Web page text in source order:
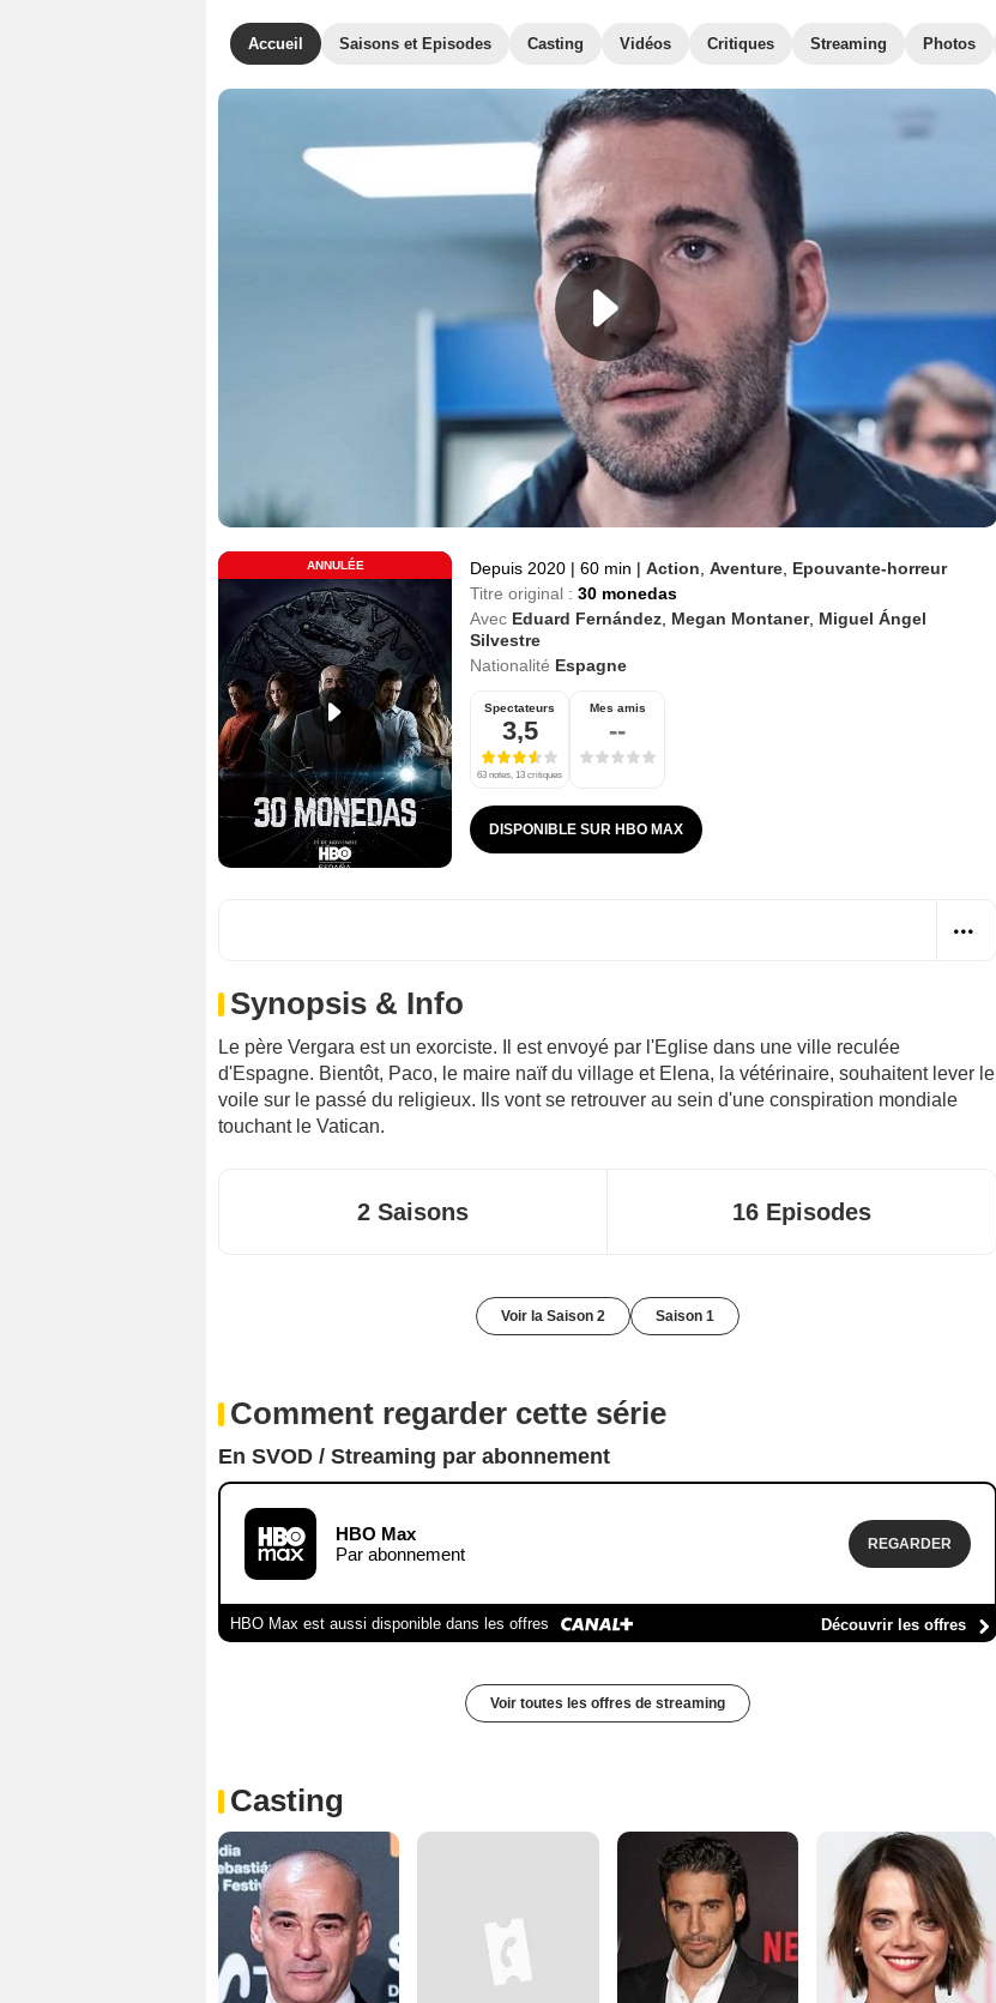
Accueil Saisons et Episodes Casting Vidéos Critiques Streaming Photos
ANNULÉE Depuis 2020 | 60 min | Action Aventure Epouvante-horreur
Titre original : 30 monedas
Avec Eduard Fernández Megan Montaner, Miguel Ángel
Silvestre
Nationalité Espagne
Spectateurs
3,5
63 notes, 13 critiques
Mes amis
--
DISPONIBLE SUR HBO MAX
Synopsis & Info
Le père Vergara est un exorciste. Il est envoyé par l'Eglise dans une ville reculée
d'Espagne. Bientôt, Paco, le maire naïf du village et Elena, la vétérinaire, souhaitent lever le
voile sur le passé du religieux. Ils vont se retrouver au sein d'une conspiration mondiale
touchant le Vatican.
2 Saisons 16 Episodes
Voir la Saison 2 Saison 1
Comment regarder cette série
En SVOD / Streaming par abonnement
HBO Max
Par abonnement
REGARDER
HBO Max est aussi disponible dans les offres Découvrir les offres
Voir toutes les offres de streaming
Casting